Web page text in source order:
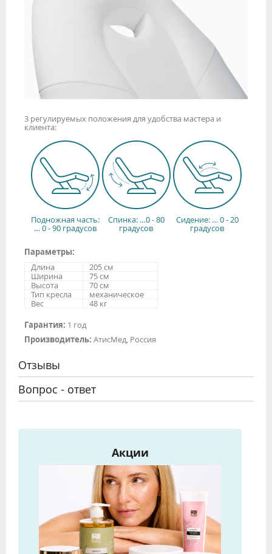
3 регулируемых положения для удобства мастера и
клиента:
Подножная часть:
… 0 - 90 градусов
Спинка: …0 - 80
градусов
Сидение: … 0 - 20
градусов
Параметры:
Длина
205 см
Ширина
75 см
Высота
70 см
Тип кресла
механическое
Вес
48 кг
Гарантия: 1 год
Производитель: АтисМед, Россия
Отзывы
Вопрос - ответ
Акции